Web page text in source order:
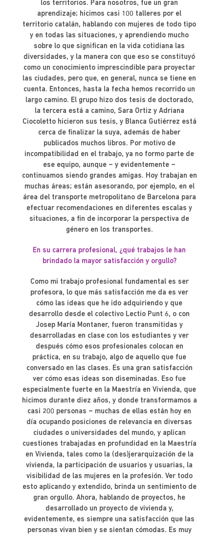
los territorios. Para nosotros, fue un gran
aprendizaje; hicimos casi 100 talleres por el
territorio catalán, hablando con mujeres de todo tipo
y en todas las situaciones, y aprendiendo mucho
sobre lo que significan en la vida cotidiana las
diversidades, y la manera con que eso se constituyó
como un conocimiento imprescindible para proyectar
las ciudades, pero que, en general, nunca se tiene en
cuenta. Entonces, hasta la fecha hemos recorrido un
largo camino. El grupo hizo dos tesis de doctorado,
la tercera está a camino, Sara Ortiz y Adriana
Ciocoletto hicieron sus tesis, y Blanca Gutiérrez está
cerca de finalizar la suya, además de haber
publicados muchos libros. Por motivo de
incompatibilidad en el trabajo, ya no formo parte de
ese equipo, aunque – y evidentemente –
continuamos siendo grandes amigas. Hoy trabajan en
muchas áreas; están asesorando, por ejemplo, en el
área del transporte metropolitano de Barcelona para
efectuar recomendaciones en diferentes escalas y
situaciones, a fin de incorporar la perspectiva de
género en los transportes.
En su carrera profesional, ¿qué trabajos le han
brindado la mayor satisfacción y orgullo?
Como mi trabajo profesional fundamental es ser
profesora, lo que más satisfacción me da es ver
cómo las ideas que he ido adquiriendo y que
desarrollo desde el colectivo Lectio Punt 6, o con
Josep María Montaner, fueron transmitidas y
desarrolladas en clase con los estudiantes y ver
después cómo esos profesionales colocan en
práctica, en su trabajo, algo de aquello que fue
conversado en las clases. Es una gran satisfacción
ver cómo esas ideas son diseminadas. Eso fue
especialmente fuerte en la Maestría en Vivienda, que
hicimos durante diez años, y donde transformamos a
casi 200 personas – muchas de ellas están hoy en
día ocupando posiciones de relevancia en diversas
ciudades o universidades del mundo, y aplican
cuestiones trabajadas en profundidad en la Maestría
en Vivienda, tales como la (des)jerarquización de la
vivienda, la participación de usuarios y usuarias, la
visibilidad de las mujeres en la profesión. Ver todo
esto aplicando y extendido, brinda un sentimiento de
gran orgullo. Ahora, hablando de proyectos, he
desarrollado un proyecto de vivienda y,
evidentemente, es siempre una satisfacción que las
personas vivan bien y se sientan cómodas. Es muy